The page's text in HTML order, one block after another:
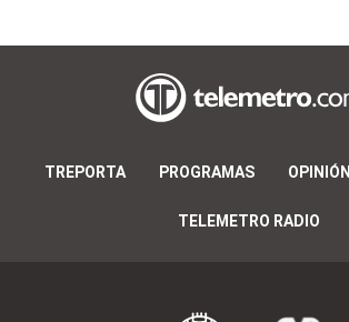
TREPORTA PROGRAMAS OPINIÓN
TELEMETRO RADIO